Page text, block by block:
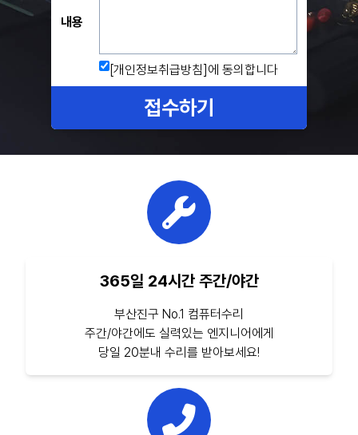
내용
[개인정보취급방침] 에 동의합니다
접수하기
365일 24시간 주간/야간
부산진구 No.1 컴퓨터수리
주간/야간에도 실력있는 엔지니어에게
당일 20분내 수리를 받아보세요!